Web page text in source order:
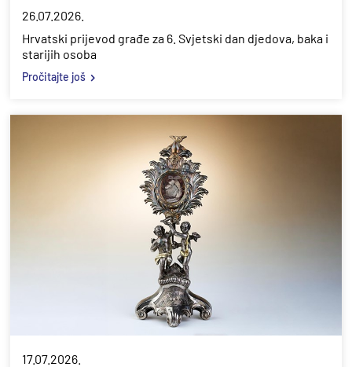
26.07.2026.
Hrvatski prijevod građe za 6. Svjetski dan djedova, baka i
starijih osoba
Pročitajte još
17.07.2026.